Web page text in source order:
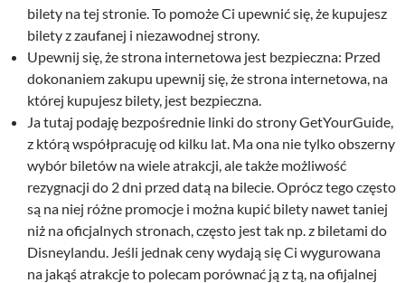
bilety na tej stronie. To pomoże Ci upewnić się, że kupujesz
bilety z zaufanej i niezawodnej strony.
Upewnij się, że strona internetowa jest bezpieczna: Przed
dokonaniem zakupu upewnij się, że strona internetowa, na
której kupujesz bilety, jest bezpieczna.
Ja tutaj podaję bezpośrednie linki do strony GetYourGuide,
z którą współpracuję od kilku lat. Ma ona nie tylko obszerny
wybór biletów na wiele atrakcji, ale także możliwość
rezygnacji do 2 dni przed datą na bilecie. Oprócz tego często
są na niej różne promocje i można kupić bilety nawet taniej
niż na oficjalnych stronach, często jest tak np. z biletami do
Disneylandu. Jeśli jednak ceny wydają się Ci wygurowana
na jakąś atrakcje to polecam porównać ją z tą, na ofijalnej